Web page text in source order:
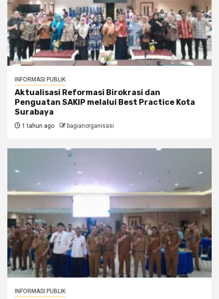
INFORMASI PUBLIK
Aktualisasi Reformasi Birokrasi dan
Penguatan SAKIP melalui Best Practice Kota
Surabaya
1 tahun ago bagianorganisasi
INFORMASI PUBLIK